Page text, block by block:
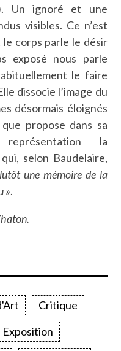
Un ignoré et une
visibles. Ce n’est
corps parle le désir
exposé nous parle
le faire
dissocie l’image du
désormais éloignés
propose dans sa
la
selon Baudelaire,
une mémoire de la
».
Critique
Exposition